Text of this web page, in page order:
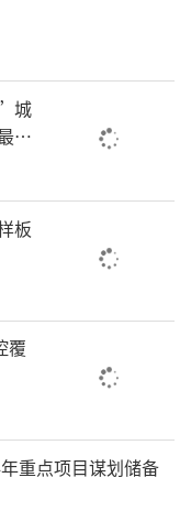
城
后
板
覆
重点项目谋划储备